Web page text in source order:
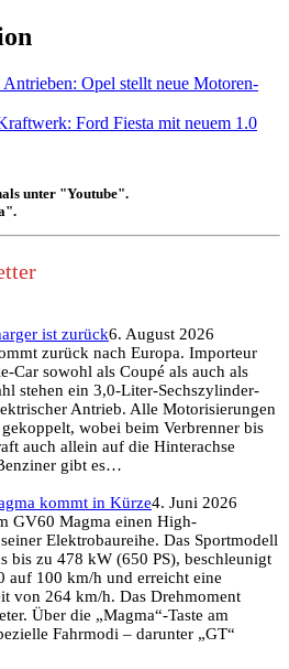
Antrieben: Opel stellt neue Motoren-
Ford Fiesta mit neuem 1.0
unter "Youtube".
ist zurück6. August 2026
zurück nach Europa. Importeur
Car sowohl als Coupé als auch als
stehen ein 3,0-Liter-Sechszylinder-
Antrieb. Alle Motorisierungen
wobei beim Verbrenner bis
auch allein auf die Hinterachse
gibt es…
kommt in Kürze4. Juni 2026
GV60 Magma einen High-
Elektrobaureihe. Das Sportmodell
bis zu 478 kW (650 PS), beschleunigt
auf 100 km/h und erreicht eine
von 264 km/h. Das Drehmoment
Über die „Magma“-Taste am
Fahrmodi – darunter „GT“